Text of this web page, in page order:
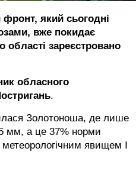
який сьогодні
вже покидає
зареєстровано
обласного
.
Золотоноша, де лише
мм, а це 37% норми
явищем І